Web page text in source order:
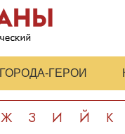
ГОРОДА-ГЕРОИ
Ж З И Й К